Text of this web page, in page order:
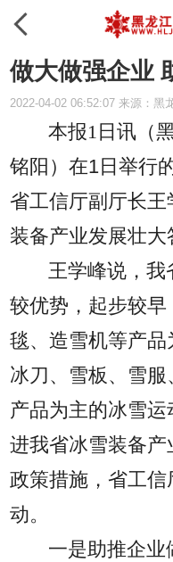
做大做强企业
2022-04-02 06:52:07 来源：黑
本报1日讯（
铭阳）在1日举行
省工信厅副厅长
装备产业发展壮大
王学峰说，我
较优势，起步较
毯、造雪机等产
冰刀、雪板、雪
产品为主的冰雪
进我省冰雪装备
政策措施，省工
动。
一是助推企业